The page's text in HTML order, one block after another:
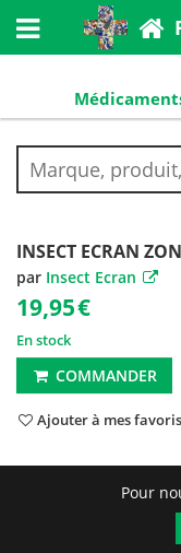
INSECT ECRAN
par Insect Ecran
19,95€
En stock
COMMANDER
Ajouter à mes favoris
Pour